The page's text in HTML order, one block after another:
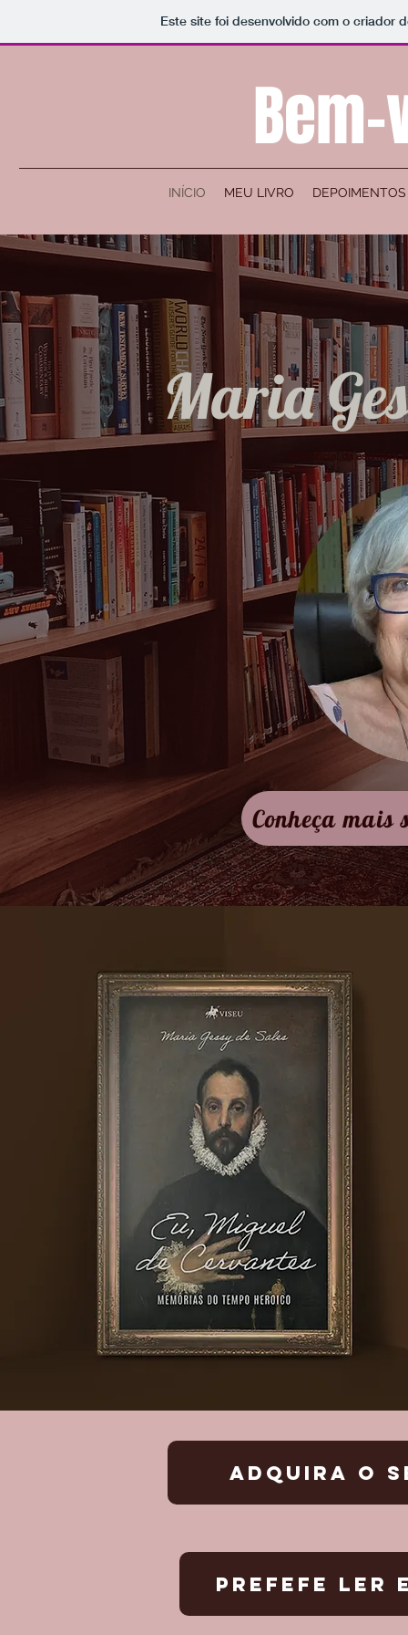
Este site foi desenvolvido com o criador
INÍCIO MEU LIVRO
Maria
Site oficial da escritora
Conheça
ADQUIRA O
PREFEFE LER